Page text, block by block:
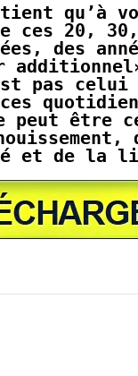
qu’à
ces 20,
des
pas celui
peut être
et de la